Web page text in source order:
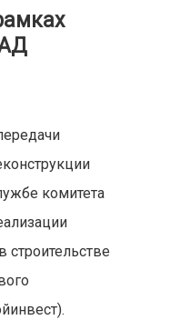
комитета
строительстве